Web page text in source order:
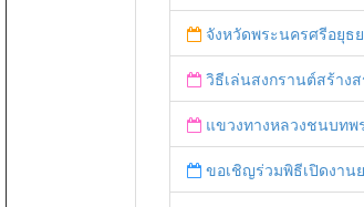
จังหวัดพระนครศรีอยุธยา ปล่อยแถวตำรวจ ทหาร ฝ่ายปกครอง กว่า 100 นาย ตรวจเข้
วิธีเล่นสงกรานต์สร้าง
แขวงทางหลวงชนบทพระนครศรีอยุธยา "ร่วมรณรงค์
ขอเชิญร่วมพิธีเปิดงานย